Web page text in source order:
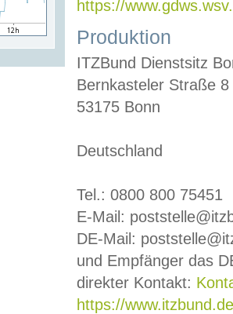
https://
Produktion
ITZBund Dienstsitz
Bernkasteler Straße 8
53175 Bonn
Deutschland
Tel.: 0800 800 75451
E-Mail:
DE-Mail:
und Empfänger das
direkter Kontakt:
https://